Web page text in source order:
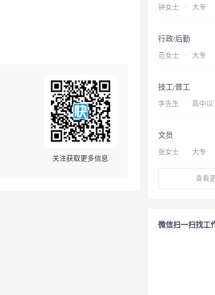
关注获取更多信息
钟女士 · 大专
行政/后勤
范女士 · 大专
技工/普工
李先生 · 高中以
文员
张女士 · 大专
查看
微信扫一扫找工